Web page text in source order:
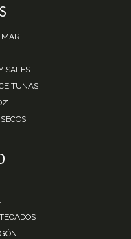
MAR
SALES